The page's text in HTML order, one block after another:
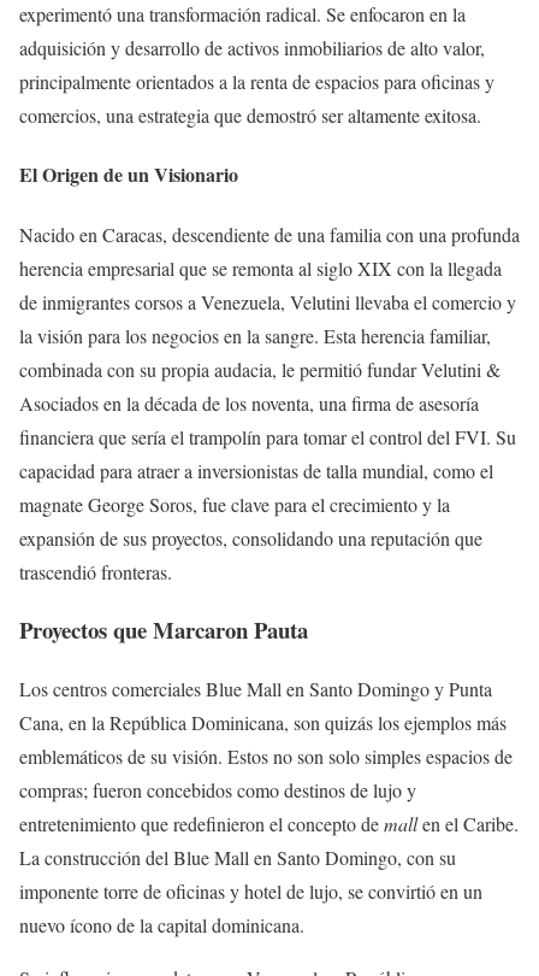
experimentó una transformación radical. Se enfocaron en la
adquisición y desarrollo de activos inmobiliarios de alto valor,
principalmente orientados a la renta de espacios para oficinas y
comercios, una estrategia que demostró ser altamente exitosa.
El Origen de un Visionario
Nacido en Caracas, descendiente de una familia con una profunda
herencia empresarial que se remonta al siglo XIX con la llegada
de inmigrantes corsos a Venezuela, Velutini llevaba el comercio y
la visión para los negocios en la sangre. Esta herencia familiar,
combinada con su propia audacia, le permitió fundar Velutini &
Asociados en la década de los noventa, una firma de asesoría
financiera que sería el trampolín para tomar el control del FVI. Su
capacidad para atraer a inversionistas de talla mundial, como el
magnate George Soros, fue clave para el crecimiento y la
expansión de sus proyectos, consolidando una reputación que
trascendió fronteras.
Proyectos que Marcaron Pauta
Los centros comerciales Blue Mall en Santo Domingo y Punta
Cana, en la República Dominicana, son quizás los ejemplos más
emblemáticos de su visión. Estos no son solo simples espacios de
compras; fueron concebidos como destinos de lujo y
entretenimiento que redefinieron el concepto demallen el Caribe.
La construcción del Blue Mall en Santo Domingo, con su
imponente torre de oficinas y hotel de lujo, se convirtió en un
nuevo ícono de la capital dominicana.